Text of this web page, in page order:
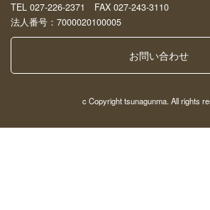
TEL 027-226-2371 FAX 027-243-3110
法人番号：7000020100005
お問い合わせ
c Copyright tsunagunma. All rights